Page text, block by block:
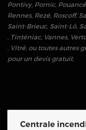
Pontivy, Pornic, Pouancé
Rennes, Rezé, Roscoff,
Saint-Brieuc, Saint-Lô,
, Tinténiac, Vannes,
, Vitré, ou toutes autres
pour un devis gratuit.
Centrale